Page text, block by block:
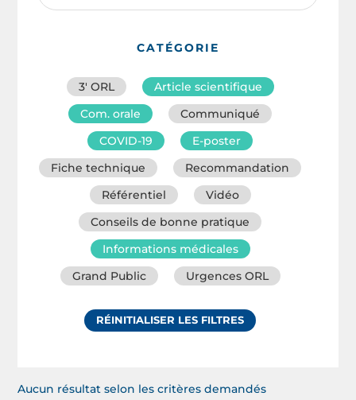
CATÉGORIE
3′ ORL
Article scientifique
Com. orale
Communiqué
COVID-19
E-poster
Fiche technique
Recommandation
Référentiel
Vidéo
Conseils de bonne pratique
Informations médicales
Grand Public
Urgences ORL
RÉINITIALISER LES FILTRES
Aucun résultat selon les critères demandés